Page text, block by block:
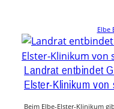
Elbe
Landrat entbindet
Elster-Klinikum
Beim Elbe-Elster-Klinikum